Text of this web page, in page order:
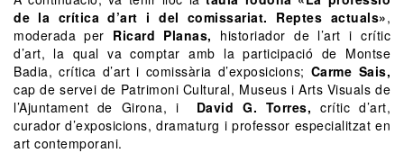
de la crítica d’art i del comissariat. Reptes actuals»,
moderada per Ricard Planas, historiador de l’art i crític
d’art, la qual va comptar amb la participació de Montse
Badia, crítica d’art i comissària d’exposicions; Carme Sais,
cap de servei de Patrimoni Cultural, Museus i Arts Visuals de
l’Ajuntament de Girona, i David G. Torres,crític d’art,
curador d’exposicions, dramaturg i professor especialitzat en
art contemporani.